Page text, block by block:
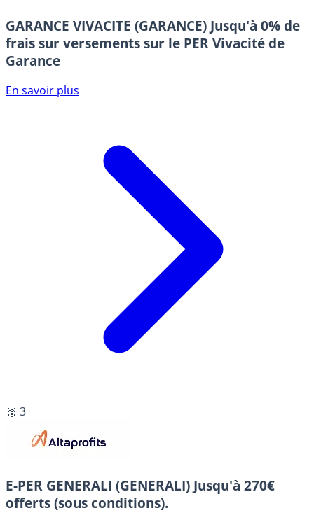
GARANCE VIVACITE (GARANCE) Jusqu'à 0% de
frais sur versements sur le PER Vivacité de
Garance
En savoir plus
🥉 3
E-PER GENERALI (GENERALI) Jusqu'à 270€
offerts (sous conditions).